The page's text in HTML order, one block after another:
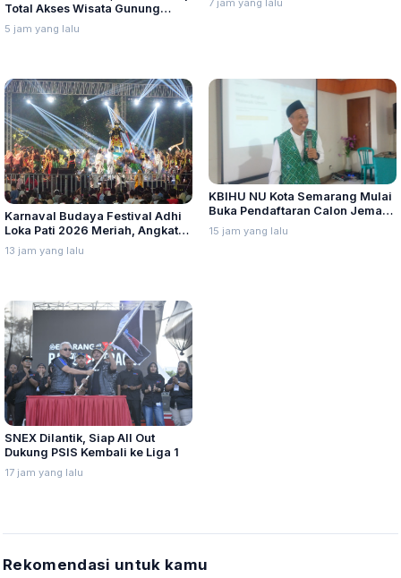
Total Akses Wisata Gunung
Bromo
5 jam yang lalu
Lama Terganggu
7 jam yang lalu
Karnaval Budaya Festival Adhi
Loka Pati 2026 Meriah, Angkat
Keberagaman Budaya Daerah
13 jam yang lalu
KBIHU NU Kota Semarang Mulai
Buka Pendaftaran Calon Jemaah
Haji Angkatan 21 Tahun 2027
15 jam yang lalu
SNEX Dilantik, Siap All Out
Dukung PSIS Kembali ke Liga 1
17 jam yang lalu
Rekomendasi untuk kamu